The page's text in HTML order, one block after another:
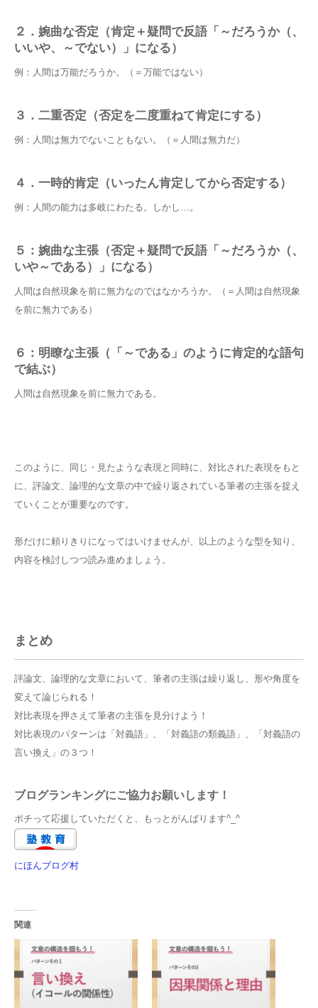
２．婉曲な否定（肯定＋疑問で反語「～だろうか（、
いいや、～でない）」になる）
例：人間は万能だろうか。（＝万能ではない）
３．二重否定（否定を二度重ねて肯定にする）
例：人間は無力でないこともない。（＝人間は無力だ）
４．一時的肯定（いったん肯定してから否定する）
例：人間の能力は多岐にわたる。しかし…。
５：婉曲な主張（否定＋疑問で反語「～だろうか（、
いや～である）」になる）
人間は自然現象を前に無力なのではなかろうか。（＝人間は自然現象
を前に無力である）
６：明瞭な主張（「～である」のように肯定的な語句
で結ぶ）
人間は自然現象を前に無力である。
このように、同じ・見たような表現と同時に、対比された表現をもと
に、評論文、論理的な文章の中で繰り返されている筆者の主張を捉え
ていくことが重要なのです。
形だけに頼りきりになってはいけませんが、以上のような型を知り、
内容を検討しつつ読み進めましょう。
まとめ
評論文、論理的な文章において、筆者の主張は繰り返し、形や角度を
変えて論じられる！
対比表現を押さえて筆者の主張を見分けよう！
対比表現のパターンは「対義語」、「対義語の類義語」、「対義語の
言い換え」の３つ！
ブログランキングにご協力お願いします！
ポチって応援していただくと、もっとがんばります^_^
にほんブログ村
関連